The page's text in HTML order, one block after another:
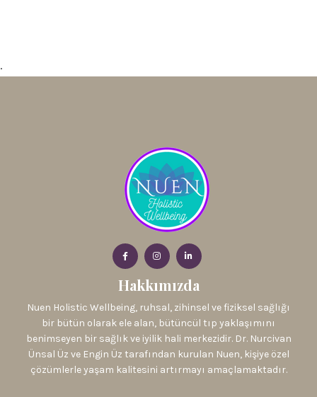
.
Hakkımızda
Nuen Holistic Wellbeing, ruhsal, zihinsel ve fiziksel sağlığı
bir bütün olarak ele alan, bütüncül tıp yaklaşımını
benimseyen bir sağlık ve iyilik hali merkezidir. Dr. Nurcivan
Ünsal Üz ve Engin Üz tarafından kurulan Nuen, kişiye özel
çözümlerle yaşam kalitesini artırmayı amaçlamaktadır.